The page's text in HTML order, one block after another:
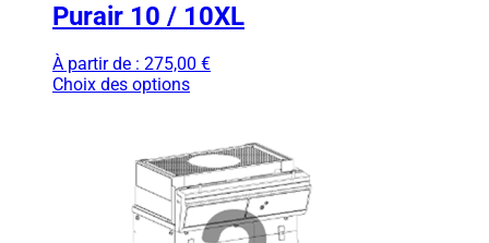
Purair 10 / 10XL
À partir de : 275,00 €
Choix des options